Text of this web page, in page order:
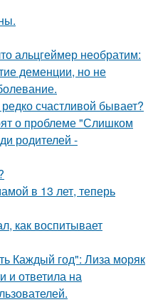
альцгеймер необратим:
деменции, но не
счастливой бывает?
о проблеме "Слишком
родителей -
в 13 лет, теперь
как воспитывает
Каждый год": Лиза моряк
и ответила на